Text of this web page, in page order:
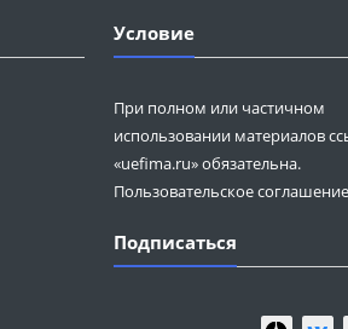
Условие
При полном или частичном
использовании материалов
«uefima.ru» обязательна.
Пользовательское соглашение
Подписаться